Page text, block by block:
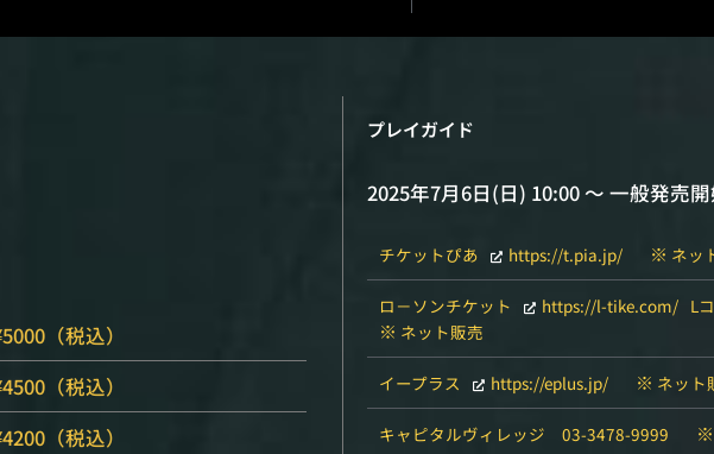
（税込）
（税込）
（税込）
プレイガイド
2025年7月6日(日) 10:00 〜 一般発売
チケットぴあ https://t.pia.jp/ ※ ネッ
ロ－ソンチケット https://l-tike.com/ L
※ ネット販売
イープラス https://eplus.jp/ ※ ネット
キャピタルヴィレッジ 03-3478-9999 ※